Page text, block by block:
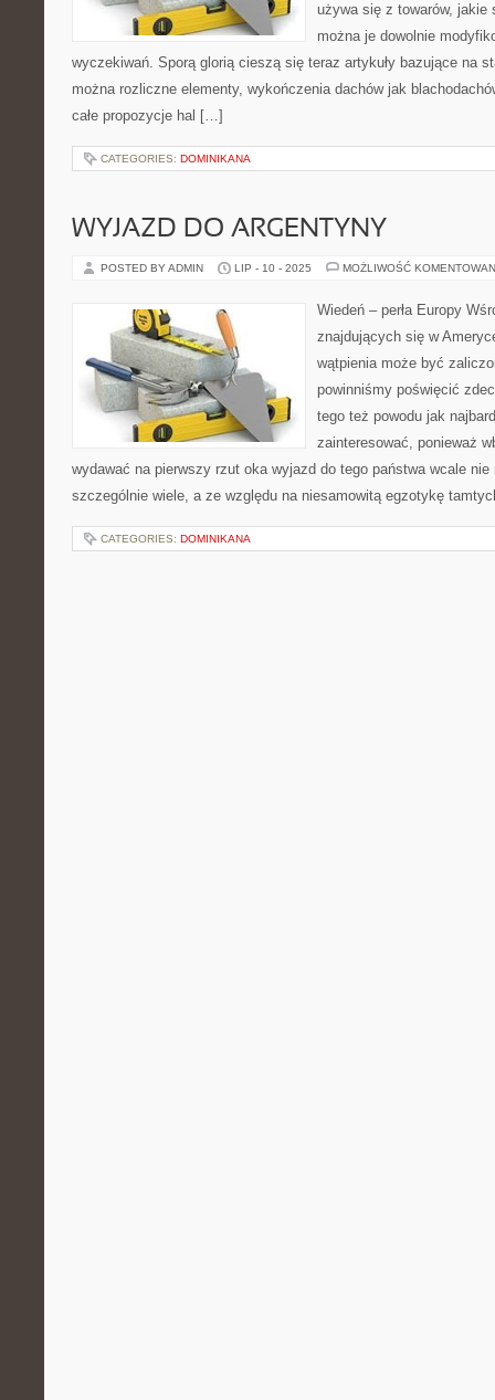
używa się z towarów,
można je dowolnie
wyczekiwań. Sporą glorią cieszą się teraz artykuły bazujące na
można rozliczne elementy, wykończenia dachów jak
całe propozycje hal […]
CATEGORIES: DOMINIKANA
WYJAZD DO ARGENTYNY
POSTED BY ADMIN LIP - 10 - 2025 MOŻLIWOŚĆ
Wiedeń – perła Europy
znajdujących się w
wątpienia może być
powinniśmy poświęcić
tego też powodu jak
zainteresować, ponieważ
wydawać na pierwszy rzut oka wyjazd do tego państwa wcale
szczególnie wiele, a ze względu na niesamowitą egzotykę
CATEGORIES: DOMINIKANA